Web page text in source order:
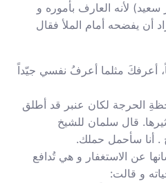
لأنه العارف بأموره و
أن يفضحه أمام الملأ فقال
أعرفكَ مثلما أعرفُ نفسي جيّداً
الحرجة لكان عنبر قد أطلق
قال سلمان للشيخ
أنا سأحمل حملك.
عن الاستغفار و هي تُدافع
و قالت: